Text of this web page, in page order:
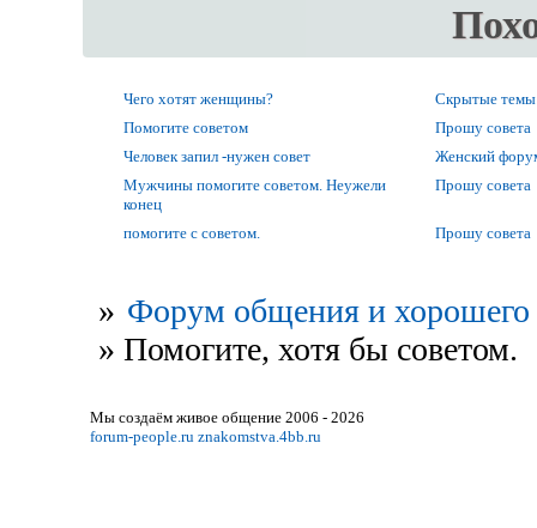
Чего хотят женщины?
Скрытые темы
Помогите советом
Прошу совета
Человек запил -нужен совет
Женский
Мужчины помогите советом. Неужели
конец
Прошу совета
помогите с советом. Прошу совета
» Форум общения и хорошего
» Помогите, хотя бы советом.
Мы создаём живое общение 2006 - 2026
forum-people.ru znakomstva.4bb.ru